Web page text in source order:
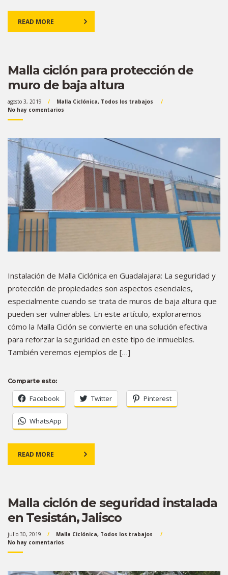
READ MORE
Malla ciclón para protección de
muro de baja altura
agosto 3, 2019 Malla Ciclónica, Todos los trabajos
No hay comentarios
Instalación de Malla Ciclónica en Guadalajara: La seguridad y
protección de propiedades son aspectos esenciales,
especialmente cuando se trata de muros de baja altura que
pueden ser vulnerables. En este artículo, exploraremos
cómo la Malla Ciclón se convierte en una solución efectiva
para reforzar la seguridad en este tipo de inmuebles.
También veremos ejemplos de […]
Comparte esto:
Facebook Twitter Pinterest
WhatsApp
READ MORE
Malla ciclón de seguridad instalada
en Tesistán, Jalisco
julio 30, 2019 Malla Ciclónica, Todos los trabajos
No hay comentarios